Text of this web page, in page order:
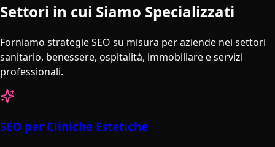
Settori in cui Siamo Specializzati
Forniamo strategie SEO su misura per aziende nei settori
sanitario, benessere, ospitalità, immobiliare e servizi
professionali.
SEO per Cliniche Estetiche